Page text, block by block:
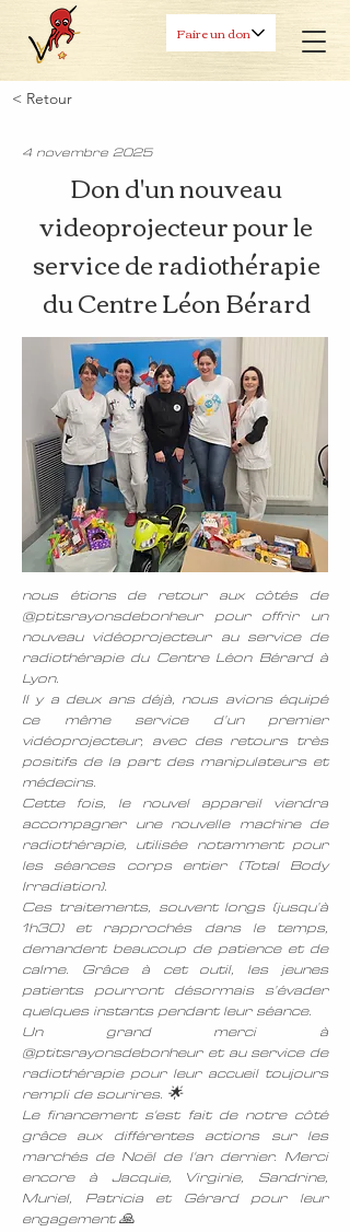
Faire un don
< Retour
4 novembre 2025
Don d'un nouveau
videoprojecteur pour le
service de radiothérapie
du Centre Léon Bérard
nous étions de retour aux côtés de
@ptitsrayonsdebonheur pour offrir un
nouveau vidéoprojecteur au service de
radiothérapie du Centre Léon Bérard à
Lyon.
Il y a deux ans déjà, nous avions équipé
ce même service d’un premier
vidéoprojecteur, avec des retours très
positifs de la part des manipulateurs et
médecins.
Cette fois, le nouvel appareil viendra
accompagner une nouvelle machine de
radiothérapie, utilisée notamment pour
les séances corps entier (Total Body
Irradiation).
Ces traitements, souvent longs (jusqu’à
1h30) et rapprochés dans le temps,
demandent beaucoup de patience et de
calme. Grâce à cet outil, les jeunes
patients pourront désormais s’évader
quelques instants pendant leur séance.
Un grand merci à
@ptitsrayonsdebonheur et au service de
radiothérapie pour leur accueil toujours
rempli de sourires. 🌟
Le financement s'est fait de notre côté
grâce aux différentes actions sur les
marchés de Noël de l'an dernier. Merci
encore à Jacquie, Virginie, Sandrine,
Muriel, Patricia et Gérard pour leur
engagement 🙏